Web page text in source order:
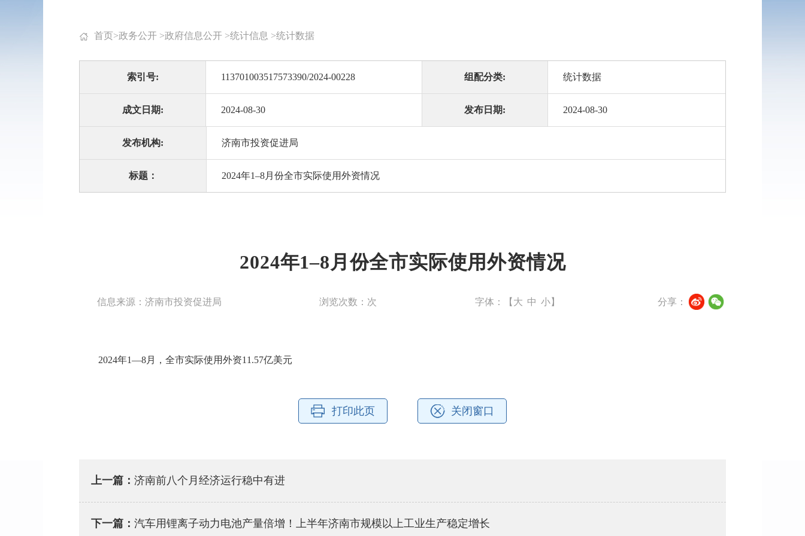
首页 >政务公开 >政府信息公开 >统计信息 >统计数据
索引号: 113701003517573390/2024-00228 组配分类: 统计数据
成文日期: 2024-08-30 发布日期: 2024-08-30
发布机构: 济南市投资促进局
标题： 2024年1–8月份全市实际使用外资情况
2024年1–8月份全市实际使用外资情况
信息来源：济南市投资促进局 浏览次数： 次 字体：【 大 中 小】 分享：
2024年1—8月，全市实际使用外资11.57亿美元
打印此页 关闭窗口
上一篇： 济南前八个月经济运行稳中有进
下一篇： 汽车用锂离子动力电池产量倍增！上半年济南市规模以上工业生产稳定增长